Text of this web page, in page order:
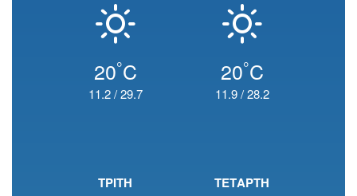
20°C
11.2/29.7
20°C
11.9/28.2
ΤΡΙΤΗ ΤΕΤΑΡΤΗ